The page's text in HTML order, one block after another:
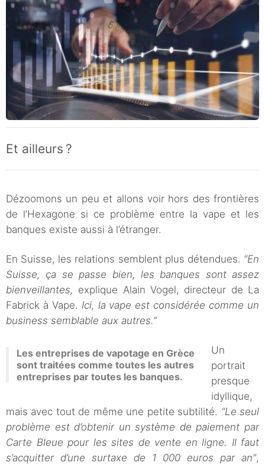
Et ailleurs ?
Dézoomons un peu et allons voir hors des frontières
de l’Hexagone si ce problème entre la vape et les
banques existe aussi à l’étranger.
En Suisse, les relations semblent plus détendues. “En
Suisse, ça se passe bien, les banques sont assez
bienveillantes, explique Alain Vogel, directeur de La
Fabrick à Vape. Ici, la vape est considérée comme un
business semblable aux autres.”
Les entreprises de vapotage en Grèce
sont traitées comme toutes les autres
entreprises par toutes les banques.
Un
portrait
presque
idyllique,
mais avec tout de même une petite subtilité. “Le seul
problème est d’obtenir un système de paiement par
Carte Bleue pour les sites de vente en ligne. Il faut
s’acquitter d’une surtaxe de 1 000 euros par an”,